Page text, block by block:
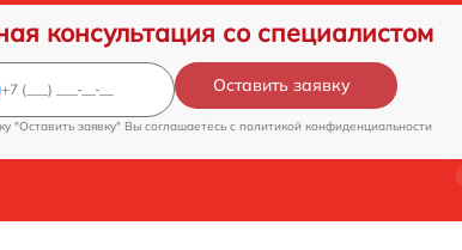
консультация со специалистом
Оставить заявку
"Оставить заявку" Вы соглашаетесь c политикой конфиденциальности